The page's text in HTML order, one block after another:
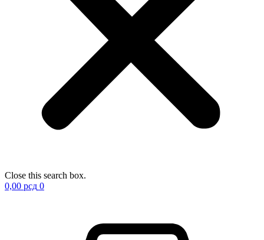
Close this search box.
0,00 рсд 0